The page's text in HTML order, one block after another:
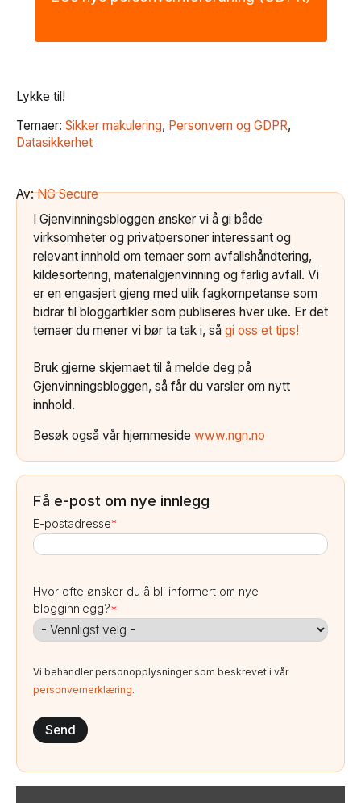
Lykke til!
Temaer: Sikker makulering, Personvern og GDPR,
Datasikkerhet
Av:NG Secure
I Gjenvinningsbloggen ønsker vi å gi både
virksomheter og privatpersoner interessant og
relevant innhold om temaer som avfallshåndtering,
kildesortering, materialgjenvinning og farlig avfall. Vi
er en engasjert gjeng med ulik fagkompetanse som
bidrar til bloggartikler som publiseres hver uke. Er det
temaer du mener vi bør ta tak i, så gi oss et tips!
Bruk gjerne skjemaet til å melde deg på
Gjenvinningsbloggen, så får du varsler om nytt
innhold.
Besøk også vår hjemmeside www.ngn.no
Få e-post om nye innlegg
E-postadresse*
Hvor ofte ønsker du å bli informert om nye
blogginnlegg?*
Vi behandler personopplysninger som beskrevet i vår
personvernerklæring.